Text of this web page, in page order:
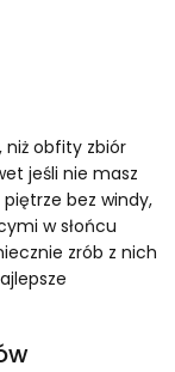
niż obfity zbiór
jeśli nie masz
bez windy,
w słońcu
zrób z nich